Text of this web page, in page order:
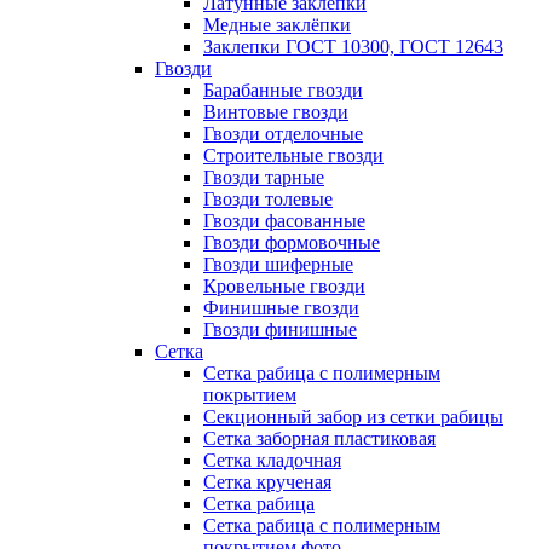
Медные заклёпки
Заклепки ГОСТ 10300, ГОСТ 12643
Гвозди
Барабанные гвозди
Винтовые гвозди
Гвозди отделочные
Строительные гвозди
Гвозди тарные
Гвозди толевые
Гвозди фасованные
Гвозди формовочные
Гвозди шиферные
Кровельные гвозди
Финишные гвозди
Гвозди финишные
Сетка
Сетка рабица с полимерным
покрытием
Секционный забор из сетки рабицы
Сетка заборная пластиковая
Сетка кладочная
Сетка крученая
Сетка рабица
Сетка рабица с полимерным